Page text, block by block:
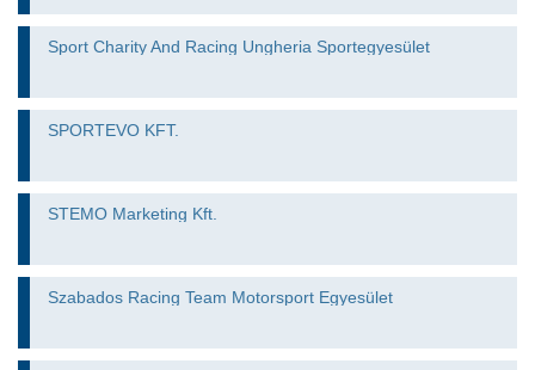
Sport Charity And Racing Ungheria Sportegyesület
SPORTEVO KFT.
STEMO Marketing Kft.
Szabados Racing Team Motorsport Egyesület